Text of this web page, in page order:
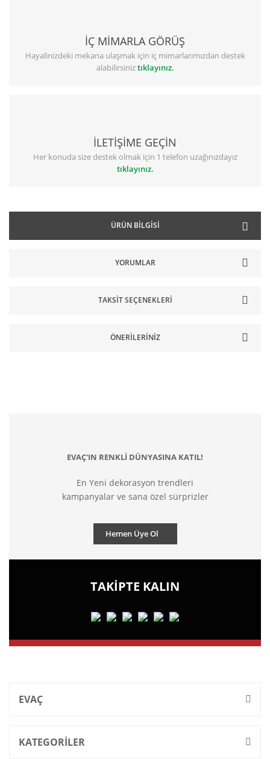
İÇ MİMARLA GÖRÜŞ
Hayalinizdeki mekana ulaşmak için iç mimarlarımızdan destek
alabilirsiniztıklayınız.
İLETİŞİME GEÇİN
Her konuda size destek olmak için 1 telefon uzağınızdayız
tıklayınız.
ÜRÜN BILGISI
YORUMLAR
TAKSIT SEÇENEKLERI
ÖNERILERINIZ
EVAÇ'IN RENKLİ DÜNYASINA KATIL!
En Yeni dekorasyon trendleri
kampanyalar ve sana özel sürprizler
Hemen Üye Ol
TAKİPTE KALIN
EVAÇ
KATEGORİLER